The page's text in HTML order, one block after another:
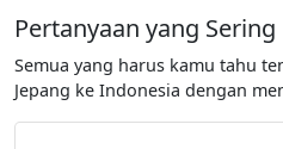
Pertanyaan yang
Semua yang harus kamu tahu
Jepang ke Indonesia dengan